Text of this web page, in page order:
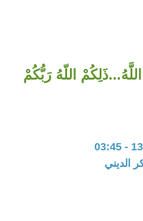
اللّهُ رَبُّكُمْ
الديني